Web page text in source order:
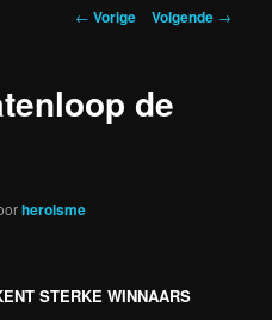
Berichtnavigatie
← Vorige Volgende →
de
heroisme
STERKE WINNAARS